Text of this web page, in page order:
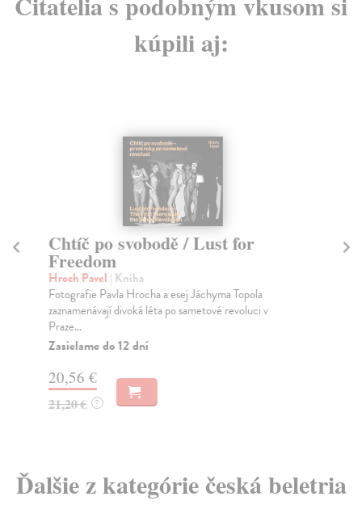
kúpili aj:
Chtíč po svobodě / Lust for
Freedom
Hroch Pavel | Kniha
Fotografie Pavla Hrocha a esej Jáchyma Topola
zaznamenávají divoká léta po sametové revoluci v
Praze...
Zasielame do 12 dní
20,56 €
21,20 € ?
Ďalšie z kategórie česká beletria